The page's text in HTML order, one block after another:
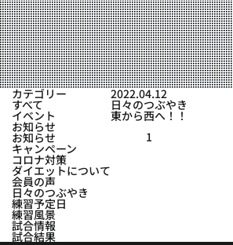
キャンペーン
実戦コース
料金システム
選手紹介
よくある質問
フィットネスコース
料金システム
ビフォーアフター
YOUTUBE
カテゴリー
すべて
イベント
お知らせ
お知らせ
キャンペーン
コロナ対策
ダイエットについて
会員の声
日々のつぶやき
練習予定日
練習風景
試合情報
試合結果
2022.04.12
日々のつぶやき
東から西へ！！
1